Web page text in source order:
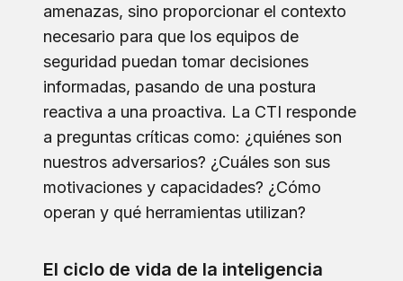
amenazas, sino proporcionar el contexto
necesario para que los equipos de
seguridad puedan tomar decisiones
informadas, pasando de una postura
reactiva a una proactiva. La CTI responde
a preguntas críticas como: ¿quiénes son
nuestros adversarios? ¿Cuáles son sus
motivaciones y capacidades? ¿Cómo
operan y qué herramientas utilizan?
El ciclo de vida de la inteligencia